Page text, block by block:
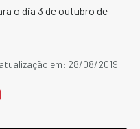
o dia 3 de outubro de
em: 28/08/2019